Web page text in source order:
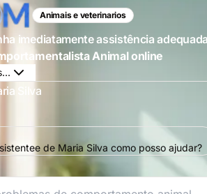
Animais e veterinarios
imediatamente assistência adequada
Animal online
Silva
de Maria Silva como posso ajudar?